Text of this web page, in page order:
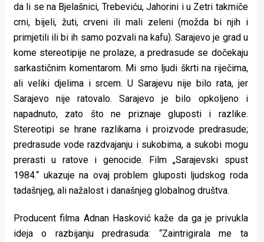
da li se na Bjelašnici, Trebeviću, Jahorini i u Zetri takmiče
crni, bijeli, žuti, crveni ili mali zeleni (možda bi njih i
primjetili ili bi ih samo pozvali na kafu). Sarajevo je grad u
kome stereotipije ne prolaze, a predrasude se dočekaju
sarkastičnim komentarom. Mi smo ljudi škrti na riječima,
ali veliki djelima i srcem. U Sarajevu nije bilo rata, jer
Sarajevo nije ratovalo. Sarajevo je bilo opkoljeno i
napadnuto, zato što ne priznaje gluposti i razlike.
Stereotipi se hrane razlikama i proizvode predrasude;
predrasude vode razdvajanju i sukobima, a sukobi mogu
prerasti u ratove i genocide. Film „Sarajevski spust
1984.“ ukazuje na ovaj problem gluposti ljudskog roda
tadašnjeg, ali nažalost i današnjeg globalnog društva.
Producent filma Adnan Hasković kaže da ga je privukla
ideja o razbijanju predrasuda: “Zaintrigirala me ta